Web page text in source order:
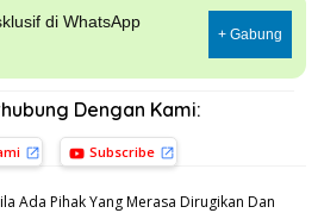
di WhatsApp
+ Gabung
Dengan Kami:
Subscribe
Ada Pihak Yang Merasa Dirugikan Dan